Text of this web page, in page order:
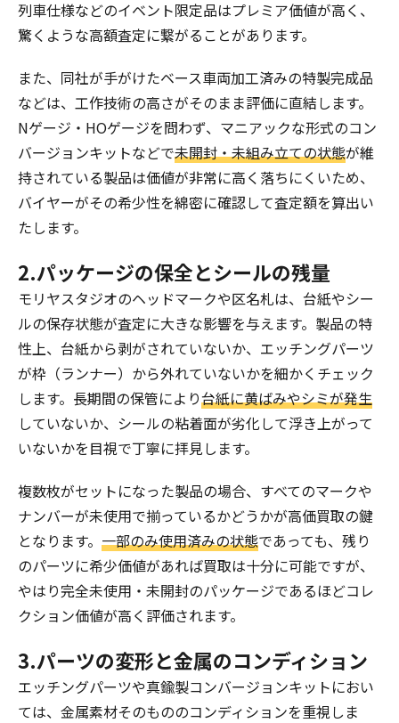
列車仕様などのイベント限定品はプレミア価値が高く、
驚くような高額査定に繋がることがあります。
また、同社が手がけたベース車両加工済みの特製完成品
などは、工作技術の高さがそのまま評価に直結します。
Nゲージ・HOゲージを問わず、マニアックな形式のコン
バージョンキットなどで未開封・未組み立ての状態が維
持されている製品は価値が非常に高く落ちにくいため、
バイヤーがその希少性を綿密に確認して査定額を算出い
たします。
2.パッケージの保全とシールの残量
モリヤスタジオのヘッドマークや区名札は、台紙やシー
ルの保存状態が査定に大きな影響を与えます。製品の特
性上、台紙から剥がされていないか、エッチングパーツ
が枠（ランナー）から外れていないかを細かくチェック
します。長期間の保管により台紙に黄ばみやシミが発生
していないか、シールの粘着面が劣化して浮き上がって
いないかを目視で丁寧に拝見します。
複数枚がセットになった製品の場合、すべてのマークや
ナンバーが未使用で揃っているかどうかが高価買取の鍵
となります。 一部のみ使用済みの状態であっても、残り
のパーツに希少価値があれば買取は十分に可能ですが、
やはり完全未使用・未開封のパッケージであるほどコレ
クション価値が高く評価されます。
3.パーツの変形と金属のコンディション
エッチングパーツや真鍮製コンバージョンキットにおい
ては、金属素材そのもののコンディションを重視しま